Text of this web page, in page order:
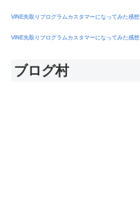
VINE先取りプログラムカスタマーになってみた感想
VINE先取りプログラムカスタマーになってみた感想
ブログ村